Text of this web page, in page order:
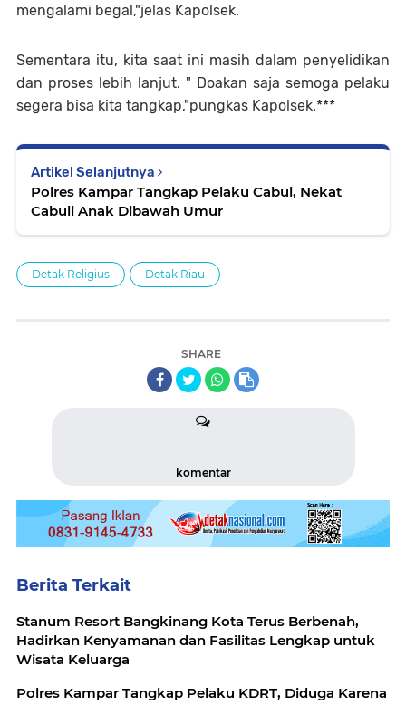
mengalami begal,"jelas Kapolsek.
Sementara itu, kita saat ini masih dalam penyelidikan
dan proses lebih lanjut. " Doakan saja semoga pelaku
segera bisa kita tangkap,"pungkas Kapolsek.***
Artikel Selanjutnya
Polres Kampar Tangkap Pelaku Cabul, Nekat
Cabuli Anak Dibawah Umur
Detak Religius Detak Riau
SHARE
komentar
Berita Terkait
Stanum Resort Bangkinang Kota Terus Berbenah,
Hadirkan Kenyamanan dan Fasilitas Lengkap untuk
Wisata Keluarga
Polres Kampar Tangkap Pelaku KDRT, Diduga Karena